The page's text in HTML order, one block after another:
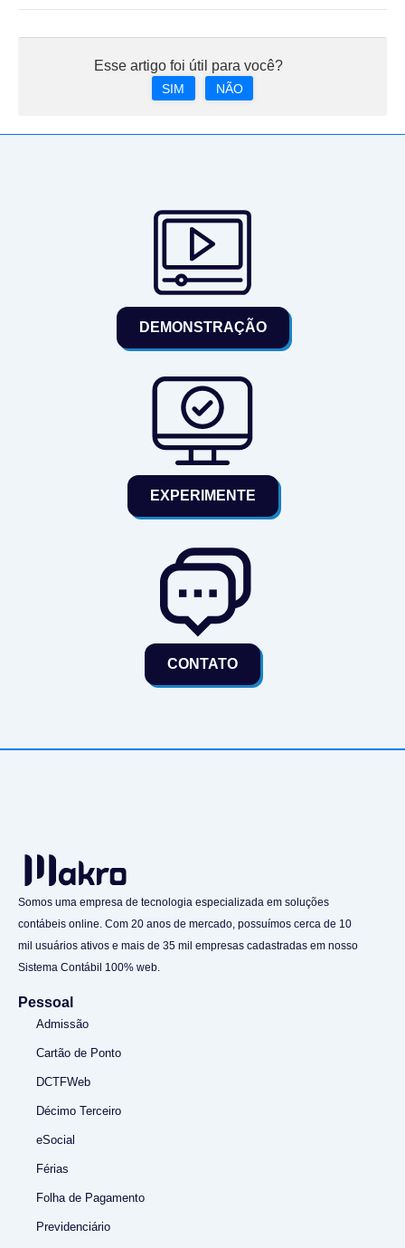
Esse artigo foi útil para você?
SIM NÃO
DEMONSTRAÇÃO
EXPERIMENTE
CONTATO
Somos uma empresa de tecnologia especializada em soluções
contábeis online. Com 20 anos de mercado, possuímos cerca de 10
mil usuários ativos e mais de 35 mil empresas cadastradas em nosso
Sistema Contábil 100% web.
Pessoal
Admissão
Cartão de Ponto
DCTFWeb
Décimo Terceiro
eSocial
Férias
Folha de Pagamento
Previdenciário